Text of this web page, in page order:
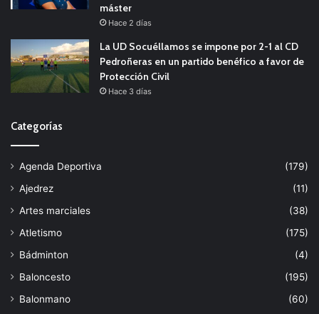
máster
Hace 2 días
La UD Socuéllamos se impone por 2-1 al CD
Pedroñeras en un partido benéfico a favor de
Protección Civil
Hace 3 días
Categorías
Agenda Deportiva
(179)
Ajedrez
(11)
Artes marciales
(38)
Atletismo
(175)
Bádminton
(4)
Baloncesto
(195)
Balonmano
(60)